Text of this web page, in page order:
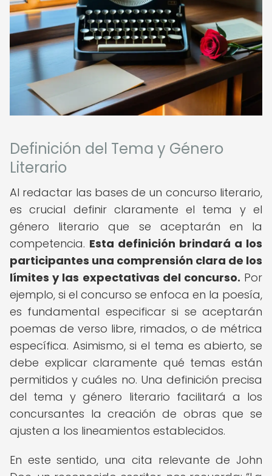
Definición del Tema y Género
Literario
Al redactar las bases de un concurso literario,
es crucial definir claramente el tema y el
género literario que se aceptarán en la
competencia. Esta definición brindará a los
participantes una comprensión clara de los
límites y las expectativas del concurso. Por
ejemplo, si el concurso se enfoca en la poesía,
es fundamental especificar si se aceptarán
poemas de verso libre, rimados, o de métrica
específica. Asimismo, si el tema es abierto, se
debe explicar claramente qué temas están
permitidos y cuáles no. Una definición precisa
del tema y género literario facilitará a los
concursantes la creación de obras que se
ajusten a los lineamientos establecidos.
En este sentido, una cita relevante de John